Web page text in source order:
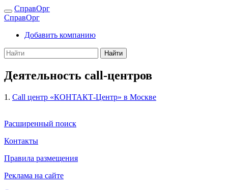
СправОрг
СправОрг
Добавить компанию
Найти
Деятельность call-центров
1. Call центр «КОНТАКТ-Центр» в Москве
Расширенный поиск
Контакты
Правила размещения
Реклама на сайте